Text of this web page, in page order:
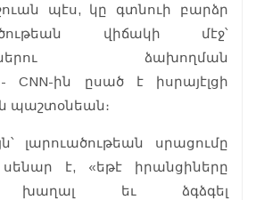
պէս, կը գտնուի բարձր
վիճակի մէջ՝
ձախողման
CNN-ին ըսած է իսրայէլցի
պաշտօնեան։
լարուածութեան սրացումը
է, «եթէ իրանցիները
խաղալ եւ ձգձգել